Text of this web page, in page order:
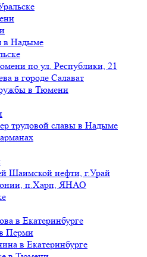
в Надыме
по ул. Республики, 21
в городе Салават
в Тюмени
трудовой славы в Надыме
Шаимской нефти, г.Урай
п.Харп, ЯНАО
в Екатеринбурге
Перми
в Екатеринбурге